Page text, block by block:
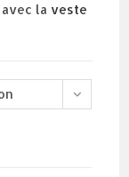
la veste